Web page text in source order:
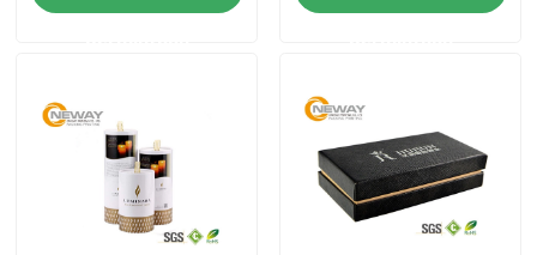
Permintaan Penawaran
Kotak Kemasan Elektronik
Kotak Kemasan Kosmetik